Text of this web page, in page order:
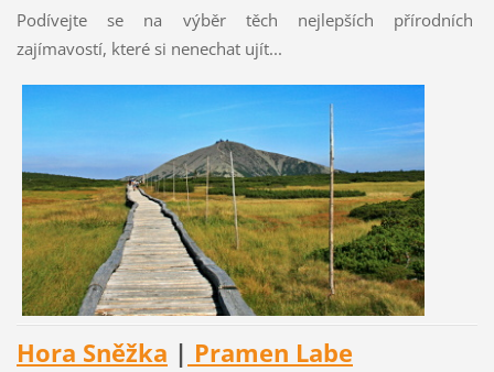
Podívejte se na výběr těch nejlepších přírodních
zajímavostí, které si nenechat ujít...
Hora Sněžka | Pramen Labe